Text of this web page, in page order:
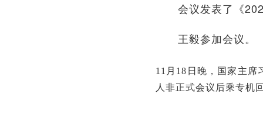
会议发表了《
王毅参加会议。
11月18日晚，国家主席
人非正式会议后乘专机